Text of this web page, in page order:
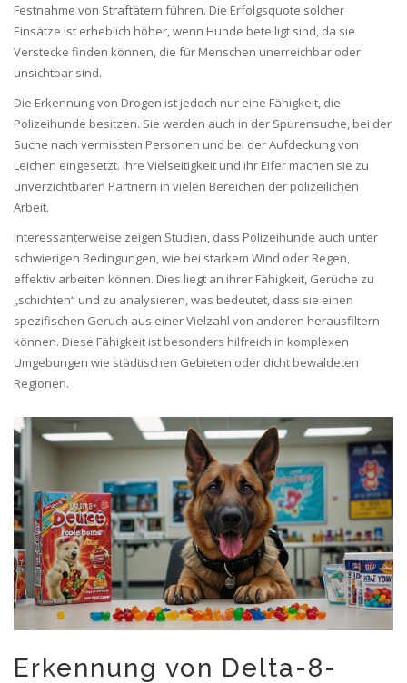
Festnahme von Straftätern führen. Die Erfolgsquote solcher
Einsätze ist erheblich höher, wenn Hunde beteiligt sind, da sie
Verstecke finden können, die für Menschen unerreichbar oder
unsichtbar sind.
Die Erkennung von Drogen ist jedoch nur eine Fähigkeit, die
Polizeihunde besitzen. Sie werden auch in der Spurensuche, bei der
Suche nach vermissten Personen und bei der Aufdeckung von
Leichen eingesetzt. Ihre Vielseitigkeit und ihr Eifer machen sie zu
unverzichtbaren Partnern in vielen Bereichen der polizeilichen
Arbeit.
Interessanterweise zeigen Studien, dass Polizeihunde auch unter
schwierigen Bedingungen, wie bei starkem Wind oder Regen,
effektiv arbeiten können. Dies liegt an ihrer Fähigkeit, Gerüche zu
„schichten“ und zu analysieren, was bedeutet, dass sie einen
spezifischen Geruch aus einer Vielzahl von anderen herausfiltern
können. Diese Fähigkeit ist besonders hilfreich in komplexen
Umgebungen wie städtischen Gebieten oder dicht bewaldeten
Regionen.
Erkennung von Delta-8-